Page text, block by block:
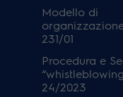
Modello di
231/01
Procedura e
24/2023